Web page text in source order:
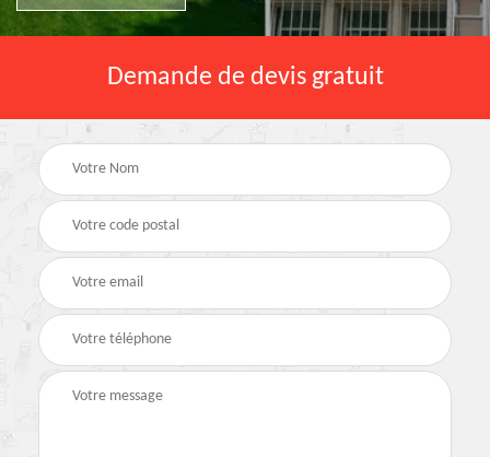
Demande de devis gratuit